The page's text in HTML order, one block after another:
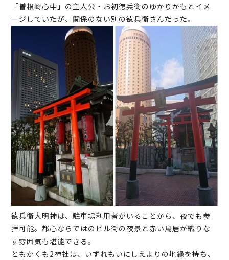
「曽根崎心中」の主人公・お初徳兵衛のゆかりかもとイメ
ージしていたが、関係のない別の徳兵衛さんだった。
徳兵衛大明神は、駐車場利用者がいることから、夜でも参
拝可能。都心ならではのビル街の夜景と赤い鳥居が織りな
す雰囲気も堪能できる。
ともかくも2神社は、いずれもいにしえよりの地縁を持ち、